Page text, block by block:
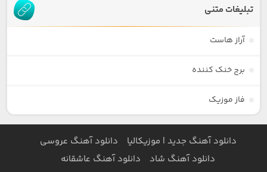
تبلیغات متنی
آراز هاست
برج خنک کننده
فاز موزیک
دانلود آهنگ جدید | موزیکالیا
دانلود آهنگ عروسی
دانلود آهنگ شاد
دانلود آهنگ عاشقانه